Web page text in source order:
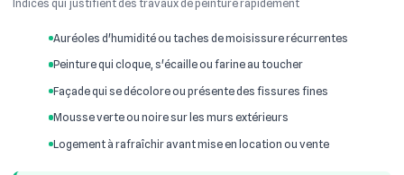
Indices qui justifient des travaux de peinture rapidement
Auréoles d'humidité ou taches de moisissure récurrentes
Peinture qui cloque, s'écaille ou farine au toucher
Façade qui se décolore ou présente des fissures fines
Mousse verte ou noire sur les murs extérieurs
Logement à rafraîchir avant mise en location ou vente